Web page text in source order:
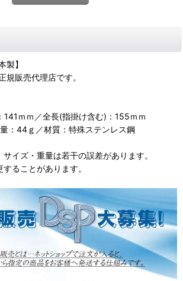
製】
規販売代理店です。
141ｍｍ／全長(指掛け含む)：155ｍｍ
：44ｇ／材質：特殊ステンレス鋼
イズ・重量は若干の誤差があります。
ることがあります。